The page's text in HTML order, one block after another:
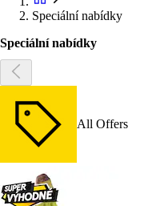
Speciální nabídky
Speciální nabídky
All Offers